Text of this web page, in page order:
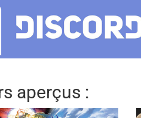
aperçus :